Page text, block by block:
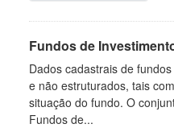
Fundos de
Dados cadastrais de
e não estruturados, tais
situação do fundo. O
Fundos de...